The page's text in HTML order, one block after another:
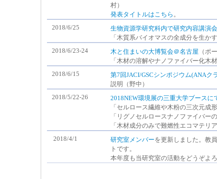
村）
発表タイトルはこちら 。
2018/6/25
生物資源学研究科内で研究内容講演会
「木質系バイオマスの全成分を生
2018/6/23-24
木と住まいの大博覧会＠名古屋 （ポ
「木材の溶解やナノファイバー化木
2018/6/15
第7回JACI/GSCシンポジウム(ANAク
説明（野中）
2018/5/22-26
2018NEW環境展の三重大学ブースに
「セルロース繊維や木粉の三次元成
「リグノセルロースナノファイバー
「木材成分のみで難燃性エコマテリ
2018/4/1
研究室メンバーを更新しました。教
トです。
本年度も当研究室の活動をどうぞよ